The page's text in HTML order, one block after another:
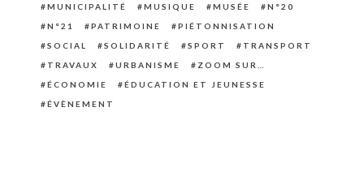
MUNICIPALITÉ
MUSIQUE MUSÉE
N°20
N°21
PATRIMOINE
PIÉTONNISATION
SOCIAL
SOLIDARITÉ SPORT
TRANSPORT
TRAVAUX
URBANISME
ZOOM SUR…
ÉCONOMIE
ÉDUCATION ET JEUNESSE
ÉVÈNEMENT